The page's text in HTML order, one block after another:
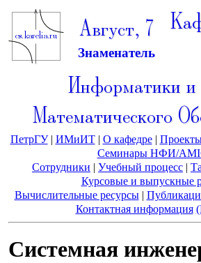
Август, 7
Знаменатель
Информатики и
Математического
ПетрГУ| ИМиИТ| О кафедре|
Семинары НФИ/
Сотрудники | Учебный процесс |
Курсовые и выпускные
Вычислительные ресурсы|
Контактная информация
Системная